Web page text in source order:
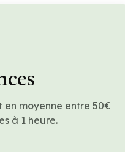
en moyenne entre 50€
à 1 heure.